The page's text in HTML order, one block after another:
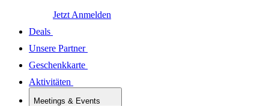
Jetzt Anmelden
Deals
Unsere Partner
Geschenkkarte
Aktivitäten
Meetings & Events